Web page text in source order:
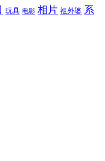
玩具 电影 相片 祖外婆 系